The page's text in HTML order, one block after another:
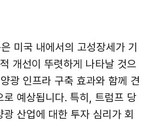
미국 내에서의 고성장세가 기
개선이 뚜렷하게 나타날 것으
광 인프라 구축 효과와 함께 견
예상됩니다. 특히, 트럼프 당
산업에 대한 투자 심리가 회